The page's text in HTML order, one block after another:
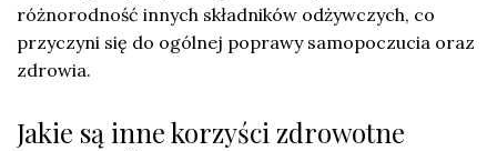
różnorodność innych składników odżywczych, co
przyczyni się do ogólnej poprawy samopoczucia oraz
zdrowia.
Jakie są inne korzyści zdrowotne